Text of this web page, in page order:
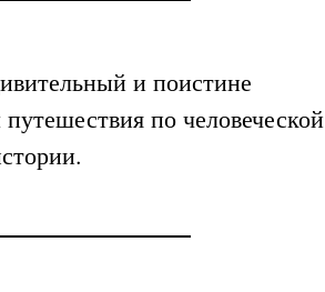
и поистине
по человеческой